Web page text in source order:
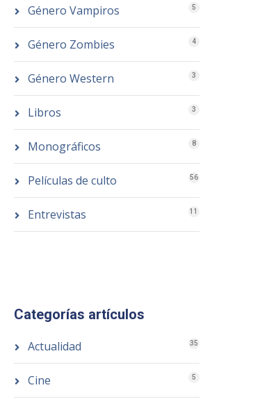
Género Vampiros 5
Género Zombies 4
Género Western 3
Libros 3
Monográficos 8
Películas de culto 56
Entrevistas 11
Categorías artículos
Actualidad 35
Cine 5